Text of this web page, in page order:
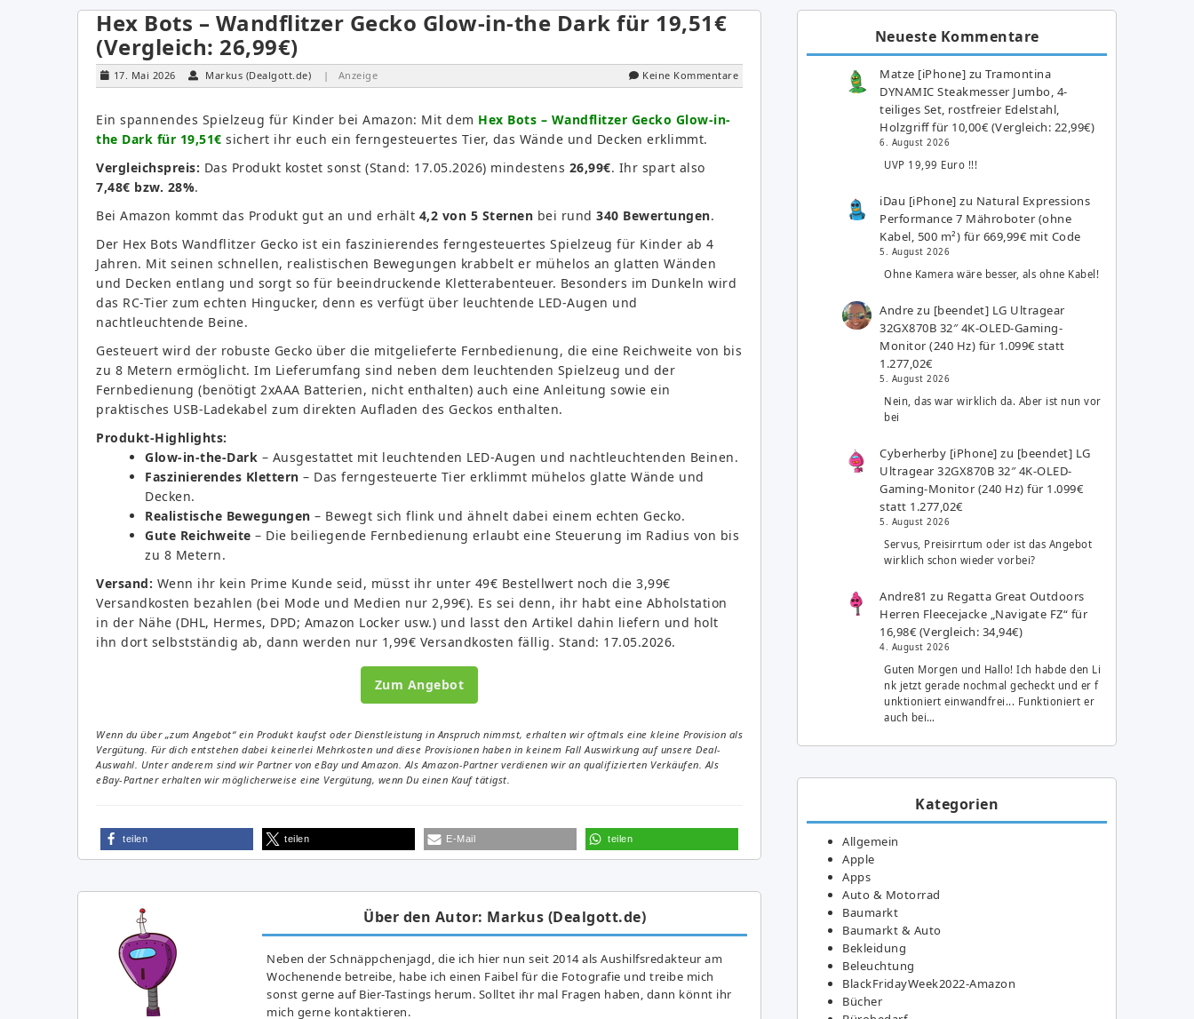
Hex Bots – Wandflitzer Gecko Glow-in-the Dark für 19,51€
(Vergleich: 26,99€)
17. Mai 2026 Markus (Dealgott.de) | Anzeige Keine Kommentare
Ein spannendes Spielzeug für Kinder bei Amazon: Mit dem Hex Bots – Wandflitzer Gecko Glow-in-
the Dark für 19,51€ sichert ihr euch ein ferngesteuertes Tier, das Wände und Decken erklimmt.
Vergleichspreis: Das Produkt kostet sonst (Stand: 17.05.2026) mindestens 26,99€. Ihr spart also
7,48€ bzw. 28%.
Bei Amazon kommt das Produkt gut an und erhält 4,2 von 5 Sternen bei rund 340 Bewertungen.
Der Hex Bots Wandflitzer Gecko ist ein faszinierendes ferngesteuertes Spielzeug für Kinder ab 4
Jahren. Mit seinen schnellen, realistischen Bewegungen krabbelt er mühelos an glatten Wänden
und Decken entlang und sorgt so für beeindruckende Kletterabenteuer. Besonders im Dunkeln wird
das RC-Tier zum echten Hingucker, denn es verfügt über leuchtende LED-Augen und
nachtleuchtende Beine.
Gesteuert wird der robuste Gecko über die mitgelieferte Fernbedienung, die eine Reichweite von bis
zu 8 Metern ermöglicht. Im Lieferumfang sind neben dem leuchtenden Spielzeug und der
Fernbedienung (benötigt 2xAAA Batterien, nicht enthalten) auch eine Anleitung sowie ein
praktisches USB-Ladekabel zum direkten Aufladen des Geckos enthalten.
Produkt-Highlights:
Glow-in-the-Dark – Ausgestattet mit leuchtenden LED-Augen und nachtleuchtenden Beinen.
Faszinierendes Klettern – Das ferngesteuerte Tier erklimmt mühelos glatte Wände und
Decken.
Realistische Bewegungen – Bewegt sich flink und ähnelt dabei einem echten Gecko.
Gute Reichweite – Die beiliegende Fernbedienung erlaubt eine Steuerung im Radius von bis
zu 8 Metern.
Versand: Wenn ihr kein Prime Kunde seid, müsst ihr unter 49€ Bestellwert noch die 3,99€
Versandkosten bezahlen (bei Mode und Medien nur 2,99€). Es sei denn, ihr habt eine Abholstation
in der Nähe (DHL, Hermes, DPD; Amazon Locker usw.) und lasst den Artikel dahin liefern und holt
ihn dort selbstständig ab, dann werden nur 1,99€ Versandkosten fällig. Stand: 17.05.2026.
Zum Angebot
Wenn du über „zum Angebot“ ein Produkt kaufst oder Dienstleistung in Anspruch nimmst, erhalten wir oftmals eine kleine Provision als
Vergütung. Für dich entstehen dabei keinerlei Mehrkosten und diese Provisionen haben in keinem Fall Auswirkung auf unsere Deal-
Auswahl. Unter anderem sind wir Partner von eBay und Amazon. Als Amazon-Partner verdienen wir an qualifizierten Verkäufen. Als
eBay-Partner erhalten wir möglicherweise eine Vergütung, wenn Du einen Kauf tätigst.
teilen teilen E-Mail teilen
Über den Autor: Markus (Dealgott.de)
Neben der Schnäppchenjagd, die ich hier nun seit 2014 als Aushilfsredakteur am
Wochenende betreibe, habe ich einen Faibel für die Fotografie und treibe mich
sonst gerne auf Bier-Tastings herum. Solltet ihr mal Fragen haben, dann könnt ihr
mich gerne kontaktieren.
Neueste Kommentare
Matze [iPhone] zuTramontina
DYNAMIC Steakmesser Jumbo, 4-
teiliges Set, rostfreier Edelstahl,
Holzgriff für 10,00€ (Vergleich: 22,99€)
6. August 2026
UVP 19,99 Euro !!!
iDau [iPhone] zu Natural Expressions
Performance 7 Mähroboter (ohne
Kabel, 500 m²) für 669,99€ mit Code
5. August 2026
Ohne Kamera wäre besser, als ohne Kabel!
Andre zu [beendet] LG Ultragear
32GX870B 32″ 4K-OLED-Gaming-
Monitor (240 Hz) für 1.099€ statt
1.277,02€
5. August 2026
Nein, das war wirklich da. Aber ist nun vor
bei
Cyberherby [iPhone] zu [beendet] LG
Ultragear 32GX870B 32″ 4K-OLED-
Gaming-Monitor (240 Hz) für 1.099€
statt 1.277,02€
5. August 2026
Servus, Preisirrtum oder ist das Angebot
wirklich schon wieder vorbei?
Andre81 zu Regatta Great Outdoors
Herren Fleecejacke „Navigate FZ“ für
16,98€ (Vergleich: 34,94€)
4. August 2026
Guten Morgen und Hallo! Ich habde den Li
nk jetzt gerade nochmal gecheckt und er f
unktioniert einwandfrei... Funktioniert er
auch bei…
Kategorien
Allgemein
Apple
Apps
Auto & Motorrad
Baumarkt
Baumarkt & Auto
Bekleidung
Beleuchtung
BlackFridayWeek2022-Amazon
Bücher